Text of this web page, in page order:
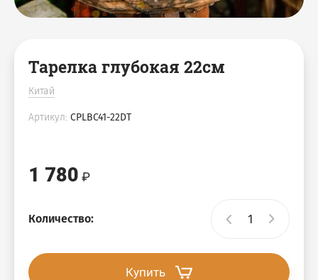
Тарелка глубокая 22см
Китай
Артикул: CPLBC41-22DT
1 780
Количество:
Купить